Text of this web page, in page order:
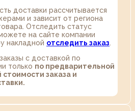
доставки рассчитывается
и зависит от региона
Отследить статус
на сайте компании
накладной отследить заказ
с доставкой по
только по предварительной
заказа и